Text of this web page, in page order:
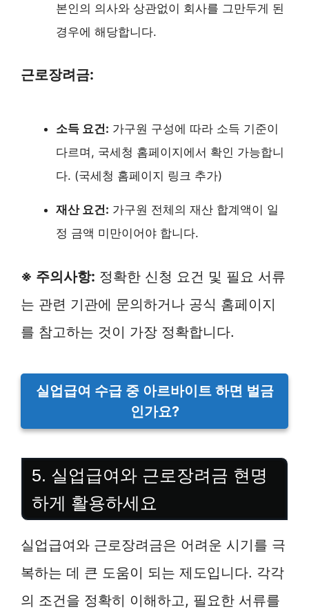
본인의 의사와 상관없이 회사를 그만두게 된
경우에 해당합니다.
근로장려금:
소득 요건: 가구원 구성에 따라 소득 기준이
다르며, 국세청 홈페이지에서 확인 가능합니
다. (국세청 홈페이지 링크 추가)
재산 요건: 가구원 전체의 재산 합계액이 일
정 금액 미만이어야 합니다.
※ 주의사항: 정확한 신청 요건 및 필요 서류
는 관련 기관에 문의하거나 공식 홈페이지
를 참고하는 것이 가장 정확합니다.
실업급여 수급 중 아르바이트 하면 벌금
인가요?
5. 실업급여와 근로장려금 현명
하게 활용하세요
실업급여와 근로장려금은 어려운 시기를 극
복하는 데 큰 도움이 되는 제도입니다. 각각
의 조건을 정확히 이해하고, 필요한 서류를